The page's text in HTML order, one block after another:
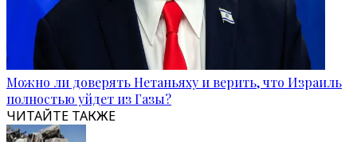
Можно ли доверять Нетаньяху и верить, что Израиль
полностью уйдет из Газы?
ЧИТАЙТЕ ТАКЖЕ